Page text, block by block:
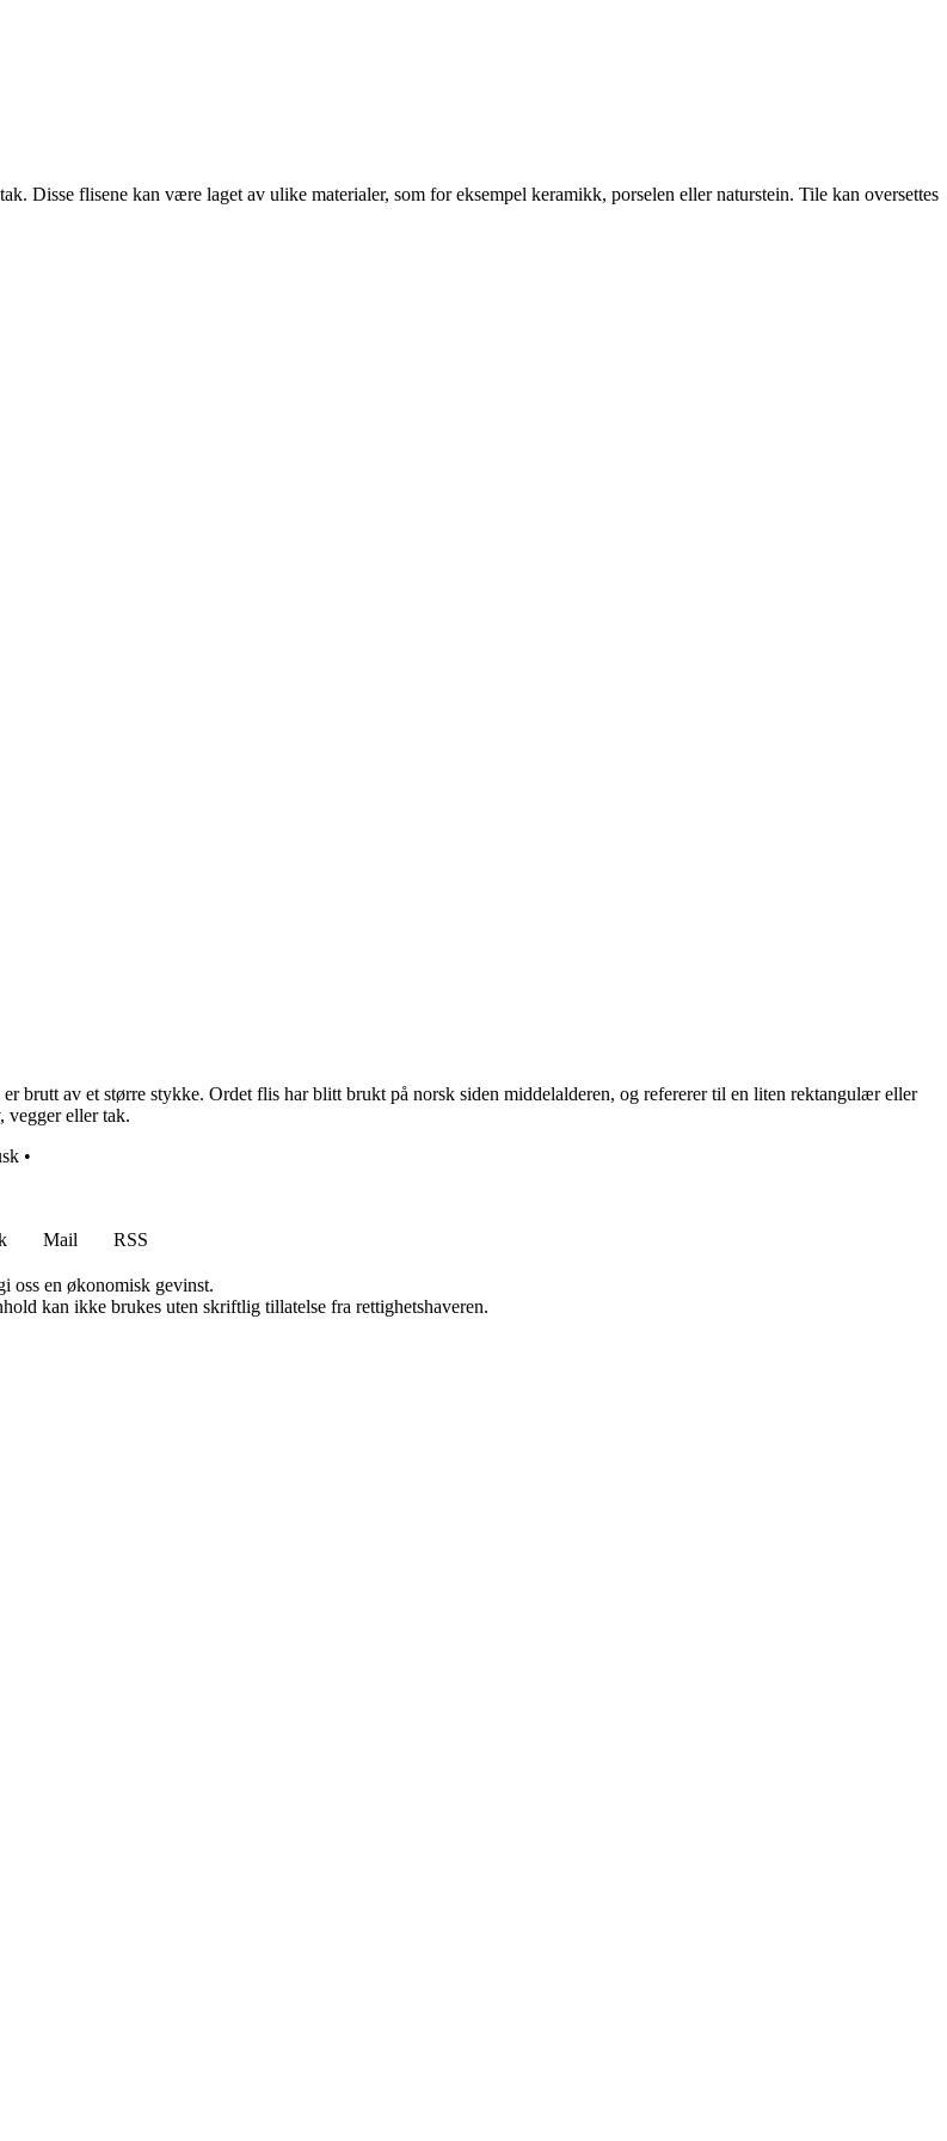
Disse flisene kan være laget av ulike materialer, som for eksempel keramikk, porselen eller naturstein. Tile kan oversettes
brutt av et større stykke. Ordet flis har blitt brukt på norsk siden middelalderen, og refererer til en liten rektangulær eller
vegger eller tak.
•
Mail
RSS
oss en økonomisk gevinst.
kan ikke brukes uten skriftlig tillatelse fra rettighetshaveren.